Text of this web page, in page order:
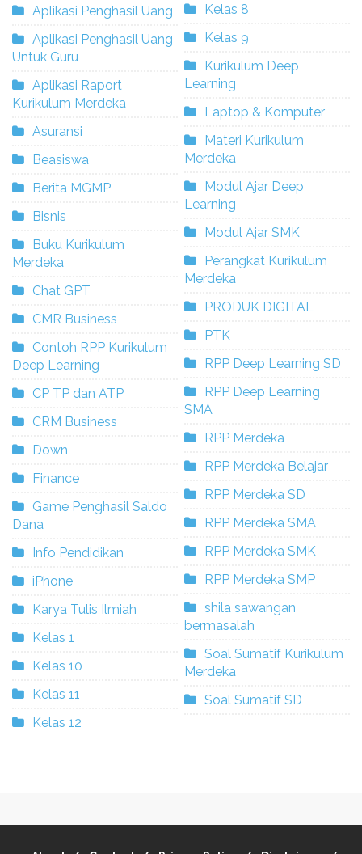
Aplikasi Penghasil Uang
Aplikasi Penghasil Uang
Untuk Guru
Aplikasi Raport
Kurikulum Merdeka
Asuransi
Beasiswa
Berita MGMP
Bisnis
Buku Kurikulum
Merdeka
Chat GPT
CMR Business
Contoh RPP Kurikulum
Deep Learning
CP TP dan ATP
CRM Business
Down
Finance
Game Penghasil Saldo
Dana
Info Pendidikan
iPhone
Karya Tulis Ilmiah
Kelas 1
Kelas 10
Kelas 11
Kelas 12
Kelas 8
Kelas 9
Kurikulum Deep
Learning
Laptop & Komputer
Materi Kurikulum
Merdeka
Modul Ajar Deep
Learning
Modul Ajar SMK
Perangkat Kurikulum
Merdeka
PRODUK DIGITAL
PTK
RPP Deep Learning SD
RPP Deep Learning
SMA
RPP Merdeka
RPP Merdeka Belajar
RPP Merdeka SD
RPP Merdeka SMA
RPP Merdeka SMK
RPP Merdeka SMP
shila sawangan
bermasalah
Soal Sumatif Kurikulum
Merdeka
Soal Sumatif SD